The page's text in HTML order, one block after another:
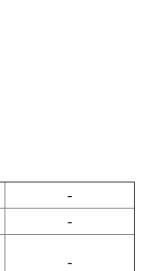
-
-
-